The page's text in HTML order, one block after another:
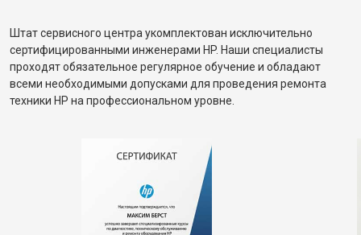
Штат сервисного центра укомплектован исключительно
сертифицированными инженерами HP. Наши специалисты
проходят обязательное регулярное обучение и обладают
всеми необходимыми допусками для проведения ремонта
техники HP на профессиональном уровне.